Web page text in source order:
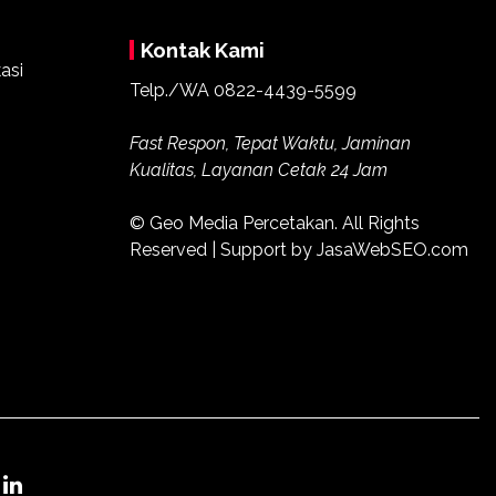
Kontak Kami
Telp./WA 0822-4439-5599
Fast Respon, Tepat Waktu, Jaminan
Kualitas, Layanan Cetak 24 Jam
© Geo Media Percetakan. All Rights
Reserved | Support by JasaWebSEO.com